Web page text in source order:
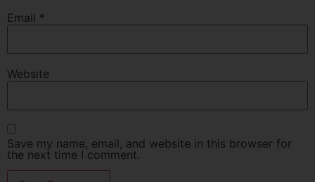
Email *
Website
Save my name, email, and website in this browser for
the next time I comment.